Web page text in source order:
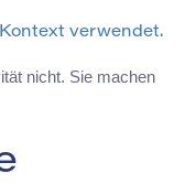
verwendet.
nicht. Sie machen